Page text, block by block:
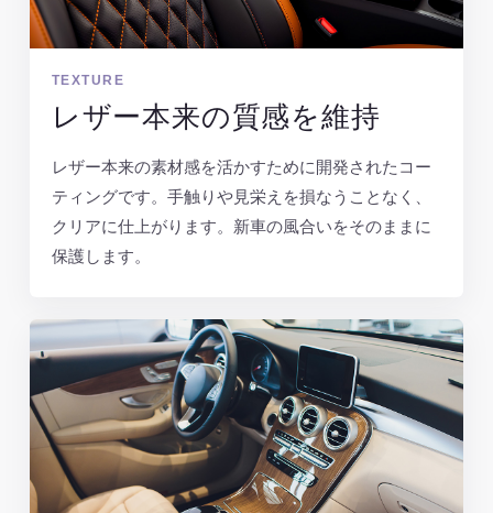
TEXTURE
レザー本来の質感を維持
レザー本来の素材感を活かすために開発されたコー
ティングです。手触りや見栄えを損なうことなく、
クリアに仕上がります。新車の風合いをそのままに
保護します。